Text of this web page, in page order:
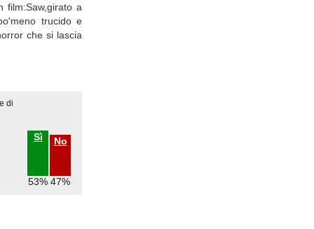
a
trucido e
che si lascia
di
Sì
53%
No
47%